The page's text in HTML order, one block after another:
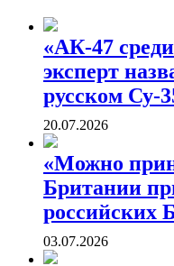
«АК-47
эксперт
русском Су-
20.07.2026
«Можно
Британии
российских
03.07.2026